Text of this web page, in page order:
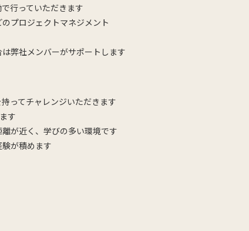
行っていただきます
プロジェクトマネジメント
弊社メンバーがサポートします
ってチャレンジいただきます
す
が近く、学びの多い環境です
が積めます